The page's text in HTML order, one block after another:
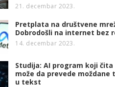
21. decembar 2023.
Pretplata na društvene
Dobrodošli na internet bez
14. decembar 2023.
Studija: AI program koji
može da prevede moždane
u tekst